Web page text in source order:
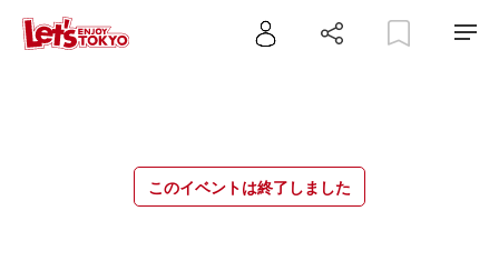
このイベントは終了しました